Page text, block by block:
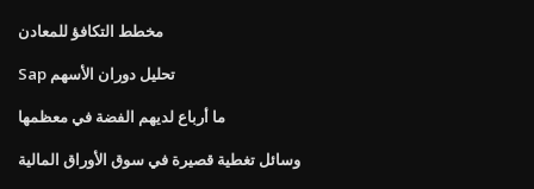
مخطط التكافؤ للمعادن
Sap تحليل دوران الأسهم
ما أرباع لديهم الفضة في معظمها
وسائل تغطية قصيرة في سوق الأوراق المالية